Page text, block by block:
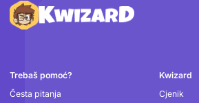
Podnožje
Trebaš pomoć?
Česta pitanja
Kwizard
Cjenik